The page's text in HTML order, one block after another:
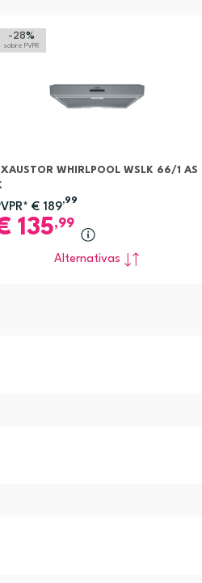
-28%
sobre PVPR
WHIRLPOOL WSLK 66/1 AS
€ 189
,99
135,99
Alternativas